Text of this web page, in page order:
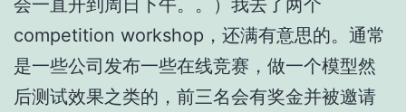
会一直开到周日下午。。）我去了两个
competition workshop，还满有意思的。通常
是一些公司发布一些在线竞赛，做一个模型然
后测试效果之类的，前三名会有奖金并被邀请